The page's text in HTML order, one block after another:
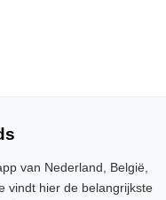
van Nederland, België,
vindt hier de belangrijkste